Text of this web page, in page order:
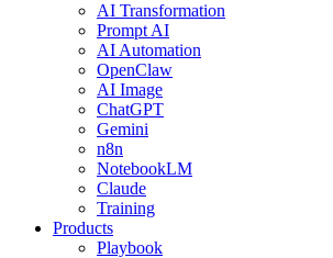
AI Transformation
Prompt AI
AI Automation
OpenClaw
AI Image
ChatGPT
Gemini
n8n
NotebookLM
Claude
Training
Products
Playbook